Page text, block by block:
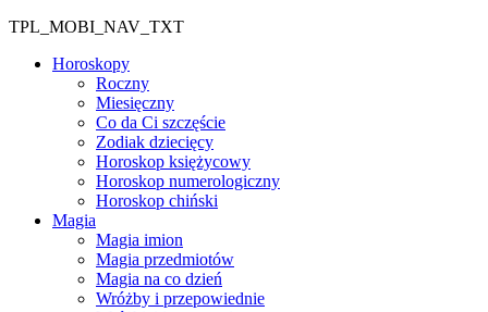
TPL_MOBI_NAV_TXT
Horoskopy
Roczny
Miesięczny
Co da Ci szczęście
Zodiak dziecięcy
Horoskop księżycowy
Horoskop numerologiczny
Horoskop chiński
Magia
Magia imion
Magia przedmiotów
Magia na co dzień
Wróżby i przepowiednie